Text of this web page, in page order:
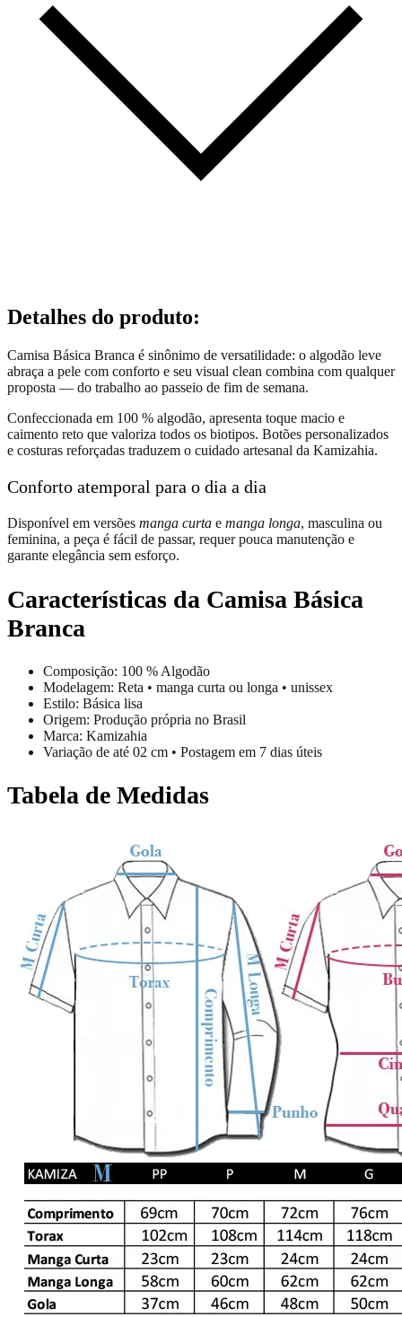
Detalhes do produto:
Camisa Básica Branca é sinônimo de versatilidade: o algodão leve
abraça a pele com conforto e seu visual clean combina com qualquer
proposta — do trabalho ao passeio de fim de semana.
Confeccionada em 100 % algodão, apresenta toque macio e
caimento reto que valoriza todos os biotipos. Botões personalizados
e costuras reforçadas traduzem o cuidado artesanal da Kamizahia.
Conforto atemporal para o dia a dia
Disponível em versões manga curta e manga longa, masculina ou
feminina, a peça é fácil de passar, requer pouca manutenção e
garante elegância sem esforço.
Características da Camisa Básica
Branca
Composição: 100 % Algodão
Modelagem: Reta • manga curta ou longa • unissex
Estilo: Básica lisa
Origem: Produção própria no Brasil
Marca: Kamizahia
Variação de até 02 cm • Postagem em 7 dias úteis
Tabela de Medidas